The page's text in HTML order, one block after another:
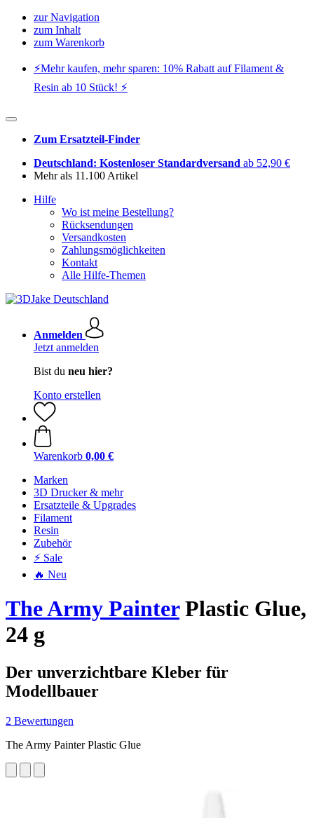
zur Navigation
zum Inhalt
zum Warenkorb
⚡️Mehr kaufen, mehr sparen: 10% Rabatt auf Filament &
Resin ab 10 Stück! ⚡️
Zum Ersatzteil-Finder
Deutschland: Kostenloser Standardversand ab 52,90 €
Mehr als 11.100 Artikel
Hilfe
Wo ist meine Bestellung?
Rücksendungen
Versandkosten
Zahlungsmöglichkeiten
Kontakt
Alle Hilfe-Themen
Anmelden
Jetzt anmelden
Bist du neu hier?
Konto erstellen
Warenkorb 0,00 €
Marken
3D Drucker & mehr
Ersatzteile & Upgrades
Filament
Resin
Zubehör
⚡ Sale
🔥 Neu
The Army PainterPlastic Glue,
24 g
Der unverzichtbare Kleber für
Modellbauer
2 Bewertungen
The Army Painter Plastic Glue